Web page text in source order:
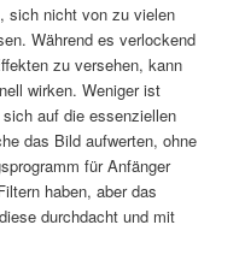
sich nicht von zu vielen
Während es verlockend
zu versehen, kann
wirken. Weniger ist
auf die essenziellen
das Bild aufwerten, ohne
für Anfänger
haben, aber das
durchdacht und mit